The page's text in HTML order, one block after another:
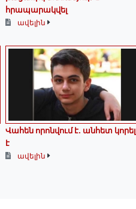
հրապարակվել
ավելին
Վահեն որոնվում է․ անհետ կորել
է
ավելին